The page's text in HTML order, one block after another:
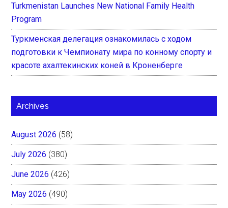
Turkmenistan Launches New National Family Health
Program
Туркменская делегация ознакомилась с ходом
подготовки к Чемпионату мира по конному спорту и
красоте ахалтекинских коней в Кроненберге
Archives
August 2026 (58)
July 2026 (380)
June 2026 (426)
May 2026 (490)